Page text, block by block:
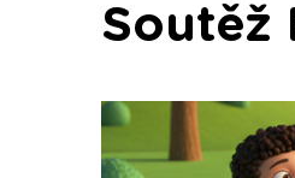
Soutěž